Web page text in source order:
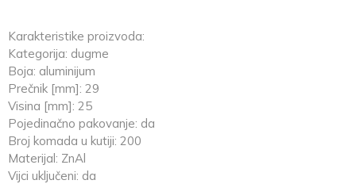
Karakteristike proizvoda:
Kategorija: dugme
Boja: aluminijum
Prečnik [mm]: 29
Visina [mm]: 25
Pojedinačno pakovanje: da
Broj komada u kutiji: 200
Materijal: ZnAl
Vijci uključeni: da